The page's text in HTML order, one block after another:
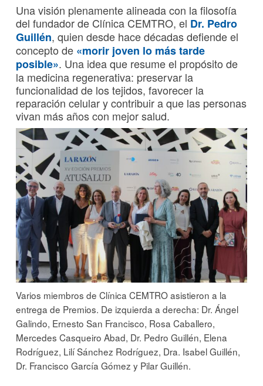
Una visión plenamente alineada con la filosofía
del fundador de Clínica CEMTRO, el Dr. Pedro
Guillén, quien desde hace décadas defiende el
concepto de «morir joven lo más tarde
posible». Una idea que resume el propósito de
la medicina regenerativa: preservar la
funcionalidad de los tejidos, favorecer la
reparación celular y contribuir a que las personas
vivan más años con mejor salud.
Varios miembros de Clínica CEMTRO asistieron a la
entrega de Premios. De izquierda a derecha: Dr. Ángel
Galindo, Ernesto San Francisco, Rosa Caballero,
Mercedes Casqueiro Abad, Dr. Pedro Guillén, Elena
Rodríguez, Lilí Sánchez Rodríguez, Dra. Isabel Guillén,
Dr. Francisco García Gómez y Pilar Guillén.